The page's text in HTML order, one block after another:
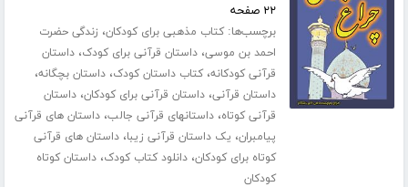
۲۲ صفحه
برچسب‌ها:کتاب مذهبی برای کودکان، زندگی حضرت
احمد بن موسی،داستان قرآنی برای کودک،داستان
قرآنی کودکانه،کتاب داستان کودک،داستان بچگانه،
داستان قرآنی،داستان قرآنی برای کودکان،داستان
قرآنی کوتاه،داستانهای قرآنی جالب،داستان های قرآنی
پیامبران، یک داستان قرآنی زیبا،داستان های قرآنی
کوتاه برای کودکان،دانلود کتاب کودک،داستان کوتاه
کودکان